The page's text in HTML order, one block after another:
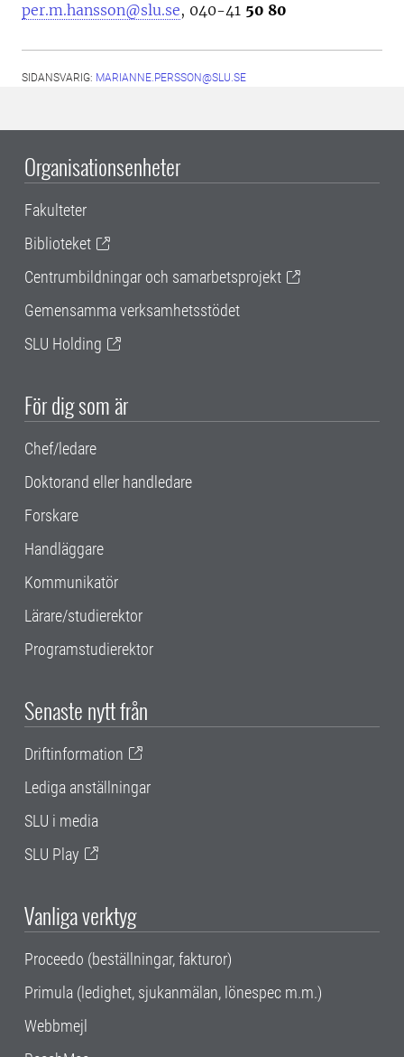
per.m.hansson@slu.se, 040-41 50 80
SIDANSVARIG: MARIANNE.PERSSON@SLU.SE
Organisationsenheter
Fakulteter
Biblioteket
Centrumbildningar och samarbetsprojekt
Gemensamma verksamhetsstödet
SLU Holding
För dig som är
Chef/ledare
Doktorand eller handledare
Forskare
Handläggare
Kommunikatör
Lärare/studierektor
Programstudierektor
Senaste nytt från
Driftinformation
Lediga anställningar
SLU i media
SLU Play
Vanliga verktyg
Proceedo (beställningar, fakturor)
Primula (ledighet, sjukanmälan, lönespec m.m.)
Webbmejl